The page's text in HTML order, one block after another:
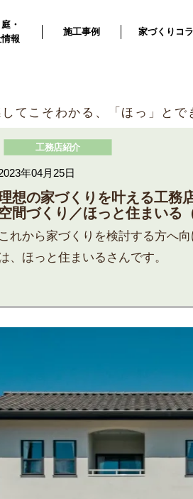
・
報
施工事例 家づくりコ
てこそわかる、「ほっ」とで
工務店紹介
年04月25日
想の家づくりを叶える工務
間づくり／ほっと住まいる
これから家づくりを検討する方へ
、ほっと住まいるさんです。